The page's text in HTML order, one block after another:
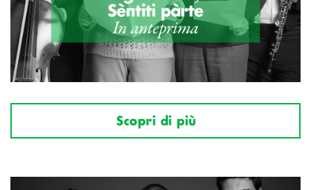
Scopri di più